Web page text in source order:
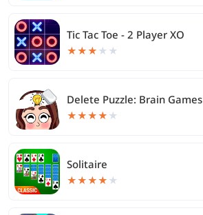
Tic Tac Toe - 2 Player XO
★★★ ★ ★
Delete Puzzle: Brain Games
★★★★ ★
Solitaire
★★★★ ★